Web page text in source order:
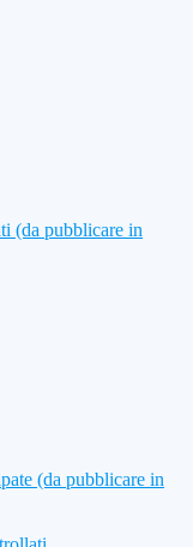
(da pubblicare in
(da pubblicare in